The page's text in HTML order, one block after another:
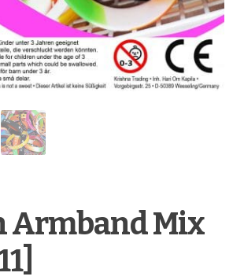
Armband Mix